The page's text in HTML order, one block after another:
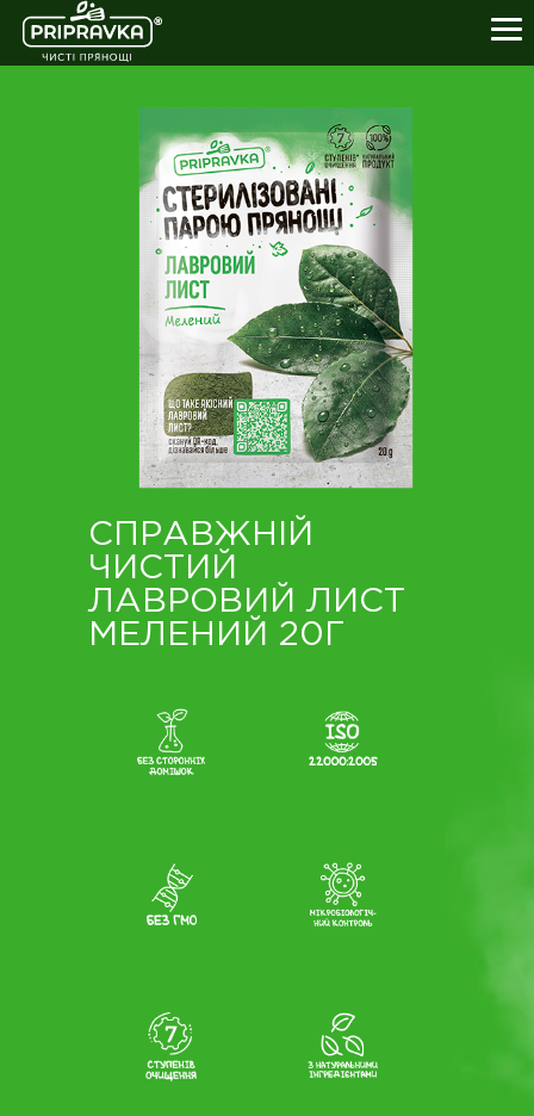
ПРОДУКТИ
КУЛІНАРНА АКАДЕМІЯ
ЧИСТІ ПРЯНОЩІ
ПАРТНЕРАМ
0-800-21-26-76
+38(057) 777-61-23
УКР ENG
СПРАВЖНІЙ
ЧИСТИЙ
ЛАВРОВИЙ ЛИСТ
МЕЛЕНИЙ 20Г